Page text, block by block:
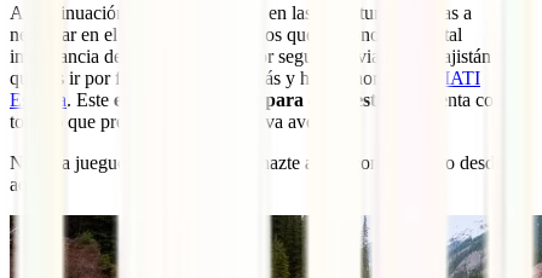
A continuación, profundizaremos en las coberturas que vas a
necesitar en el país. Si tú eres de los que ya conocen la vital
importancia de contar con el mejor seguro de viaje a Kazajistán y
quieres ir por faena, no esperes más y hazte ahora con tu
IATI
Estrella. Este es el mejor seguro para este destino
y cuenta con
todo lo que precisas para esta nueva aventura.
No te la juegues en Kazajistán y hazte ahora con tu seguro desde
aquí: